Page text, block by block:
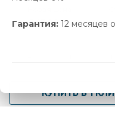
Гарантия: 12 месяцев
247.00 р.
КУПИТЬ В 1